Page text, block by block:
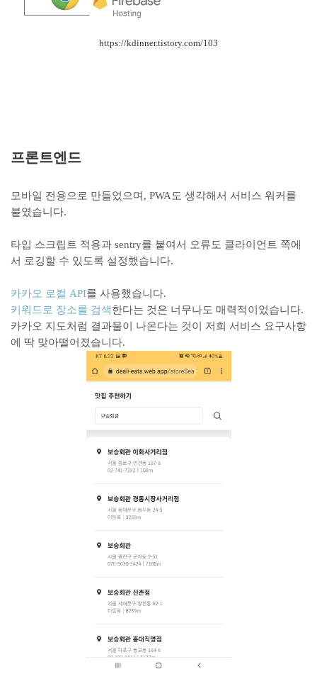
https://kdinner.tistory.com/103
프론트엔드
모바일 전용으로 만들었으며, PWA도 생각해서 서비스 워커를
붙였습니다.
타입 스크립트 적용과 sentry를 붙여서 오류도 클라이언트 쪽에
서 로깅할 수 있도록 설정했습니다.
카카오 로컬 API를 사용했습니다.
키워드로 장소를 검색한다는 것은 너무나도 매력적이었습니다.
카카오 지도처럼 결과물이 나온다는 것이 저희 서비스 요구사항
에 딱 맞아떨어졌습니다.